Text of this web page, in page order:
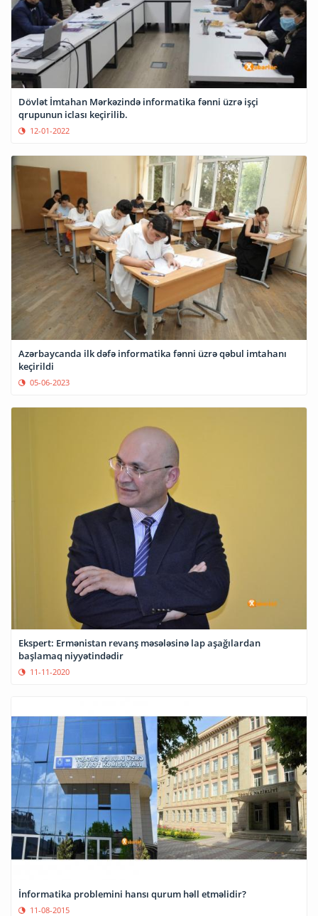
Dövlət İmtahan Mərkəzində informatika fənni üzrə işçi
qrupunun iclası keçirilib.
12-01-2022
Azərbaycanda ilk dəfə informatika fənni üzrə qəbul imtahanı
keçirildi
05-06-2023
Ekspert: Ermənistan revanş məsələsinə lap aşağılardan
başlamaq niyyətindədir
11-11-2020
İnformatika problemini hansı qurum həll etməlidir?
11-08-2015